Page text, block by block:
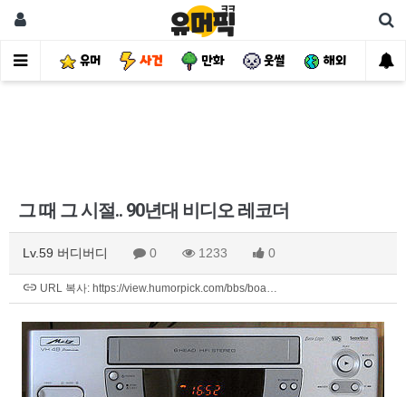
유머 사건 만화 웃썰 해외 핫
그 때 그 시절.. 90년대 비디오 레코더
Lv.59 버디버디 0 1233 0
URL 복사: https://view.humorpick.com/bbs/boa…